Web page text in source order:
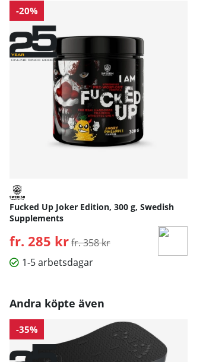
-20%
Fucked Up Joker Edition, 300 g, Swedish
Supplements
fr. 285 krOrdinarie pris:
fr. 358 kr
1-5 arbetsdagar
Andra köpte även
-35%